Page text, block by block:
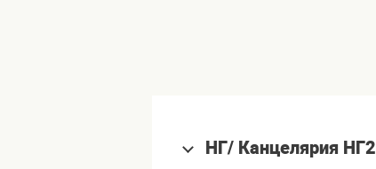
НГ/ Канцелярия НГ2